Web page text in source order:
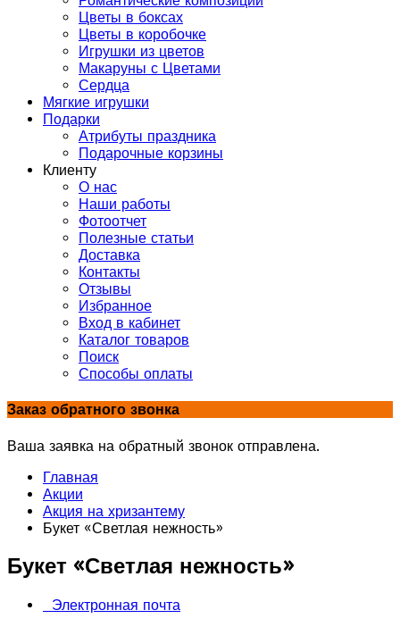
Цветы в боксах
Цветы в коробочке
Игрушки из цветов
Макаруны с Цветами
Сердца
Мягкие игрушки
Подарки
Атрибуты праздника
Подарочные корзины
Клиенту
О нас
Наши работы
Фотоотчет
Полезные статьи
Доставка
Контакты
Отзывы
Избранное
Вход в кабинет
Каталог товаров
Поиск
Способы оплаты
Заказ обратного звонка
Ваша заявка на обратный звонок отправлена.
Главная
Акции
Акция на хризантему
Букет «Светлая нежность»
Букет «Светлая нежность»
Электронная почта